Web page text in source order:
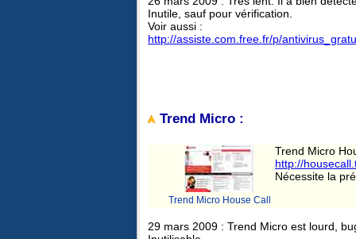
Inutile, sauf pour vérification.
Voir aussi :
http://assiste.com.free.fr/p/
Trend Micro :
Trend Micro House Call
Trend Micro
http://
Nécessite la
29 mars 2009 : Trend Micro est lourd,